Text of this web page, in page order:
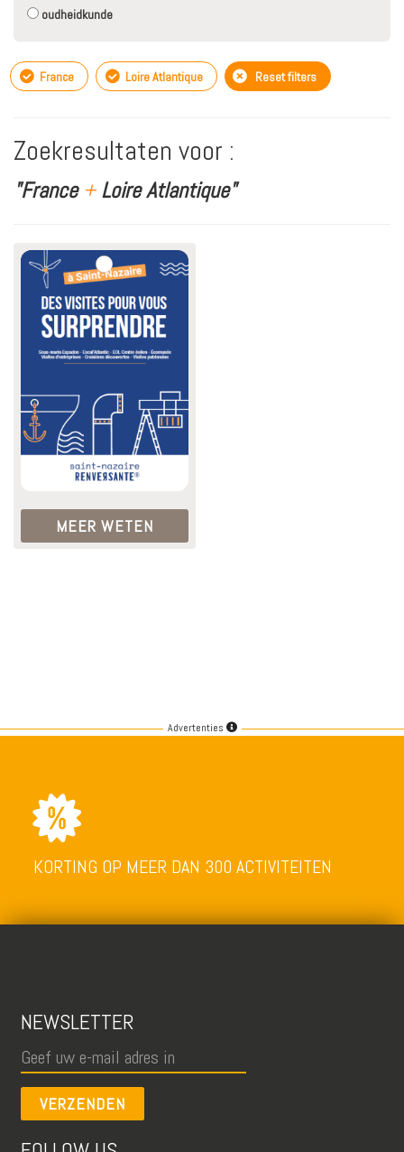
oudheidkunde
France Loire Atlantique Reset filters
Zoekresultaten voor :
"France +Loire Atlantique"
MEER WETEN
Advertenties
KORTING OP MEER DAN 300 ACTIVITEITEN
NEWSLETTER
VERZENDEN